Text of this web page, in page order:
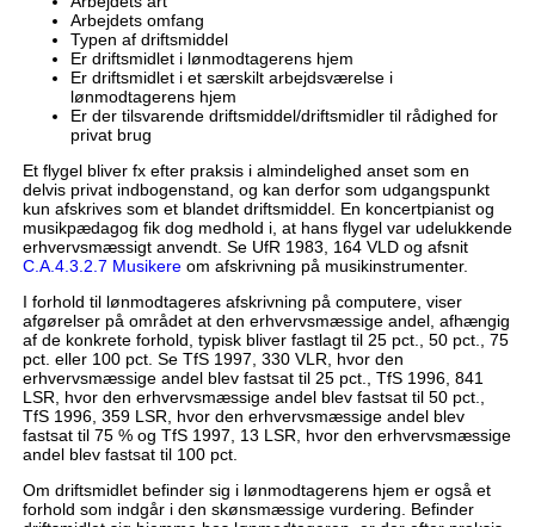
Arbejdets omfang
Typen af driftsmiddel
Er driftsmidlet i lønmodtagerens hjem
Er driftsmidlet i et særskilt arbejdsværelse i
lønmodtagerens hjem
Er der tilsvarende driftsmiddel/driftsmidler til rådighed for
privat brug
Et flygel bliver fx efter praksis i almindelighed anset som en
delvis privat indbogenstand, og kan derfor som udgangspunkt
kun afskrives som et blandet driftsmiddel. En koncertpianist og
musikpædagog fik dog medhold i, at hans flygel var udelukkende
erhvervsmæssigt anvendt. Se UfR 1983, 164 VLD og afsnit
C.A.4.3.2.7 Musikereom afskrivning på musikinstrumenter.
I forhold til lønmodtageres afskrivning på computere, viser
afgørelser på området at den erhvervsmæssige andel, afhængig
af de konkrete forhold, typisk bliver fastlagt til 25 pct., 50 pct., 75
pct. eller 100 pct. Se TfS 1997, 330 VLR, hvor den
erhvervsmæssige andel blev fastsat til 25 pct., TfS 1996, 841
LSR, hvor den erhvervsmæssige andel blev fastsat til 50 pct.,
TfS 1996, 359 LSR, hvor den erhvervsmæssige andel blev
fastsat til 75 % og TfS 1997, 13 LSR, hvor den erhvervsmæssige
andel blev fastsat til 100 pct.
Om driftsmidlet befinder sig i lønmodtagerens hjem er også et
forhold som indgår i den skønsmæssige vurdering. Befinder